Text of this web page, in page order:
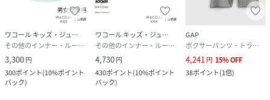
ワコール キッズ・ジュニア
その他のインナー・ルームウェア
3,300円
300ポイント(10%ポイント
バック)
ワコール キッズ・ジュニア
その他のインナー・ルームウェア
4,730円
430ポイント(10%ポイント
バック)
GAP
ボクサーパンツ・トランクス
4,241円 15%OFF
38ポイント(1倍)